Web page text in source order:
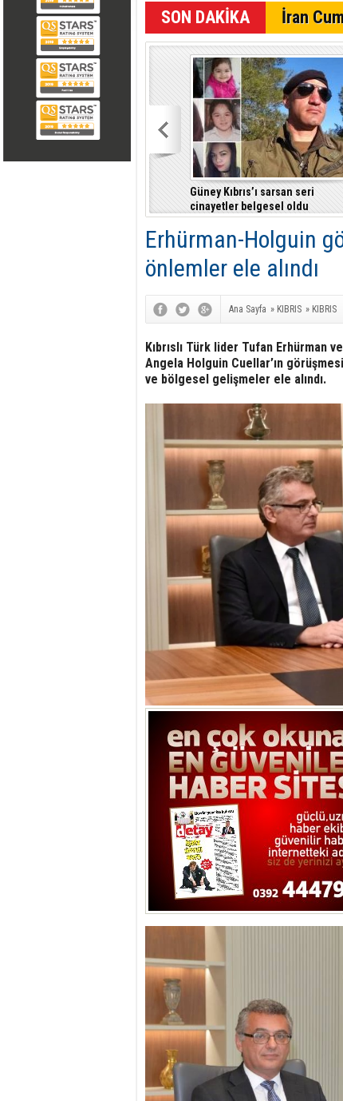
SON DAKİKA İran
Güney Kıbrıs’ı sarsan seri
cinayetler belgesel oldu
Erhürman-Holguin
önlemler ele alındı
Ana Sayfa » KIBRIS » KIBRIS
Kıbrıslı Türk lider Tufan Erhürman
Angela Holguin Cuellar’ın
ve bölgesel gelişmeler ele alındı.